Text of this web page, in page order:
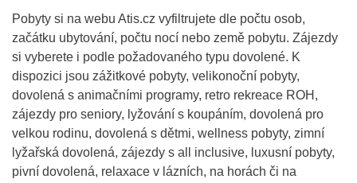
Pobyty si na webu Atis.cz vyfiltrujete dle počtu osob,
začátku ubytování, počtu nocí nebo země pobytu. Zájezdy
si vyberete i podle požadovaného typu dovolené. K
dispozici jsou zážitkové pobyty, velikonoční pobyty,
dovolená s animačními programy, retro rekreace ROH,
zájezdy pro seniory, lyžování s koupáním, dovolená pro
velkou rodinu, dovolená s dětmi, wellness pobyty, zimní
lyžařská dovolená, zájezdy s all inclusive, luxusní pobyty,
pivní dovolená, relaxace v lázních, na horách či na